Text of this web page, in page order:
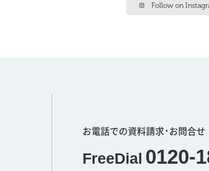
Follow on
お電話での資料請求･お問合せ
FreeDial 0120-